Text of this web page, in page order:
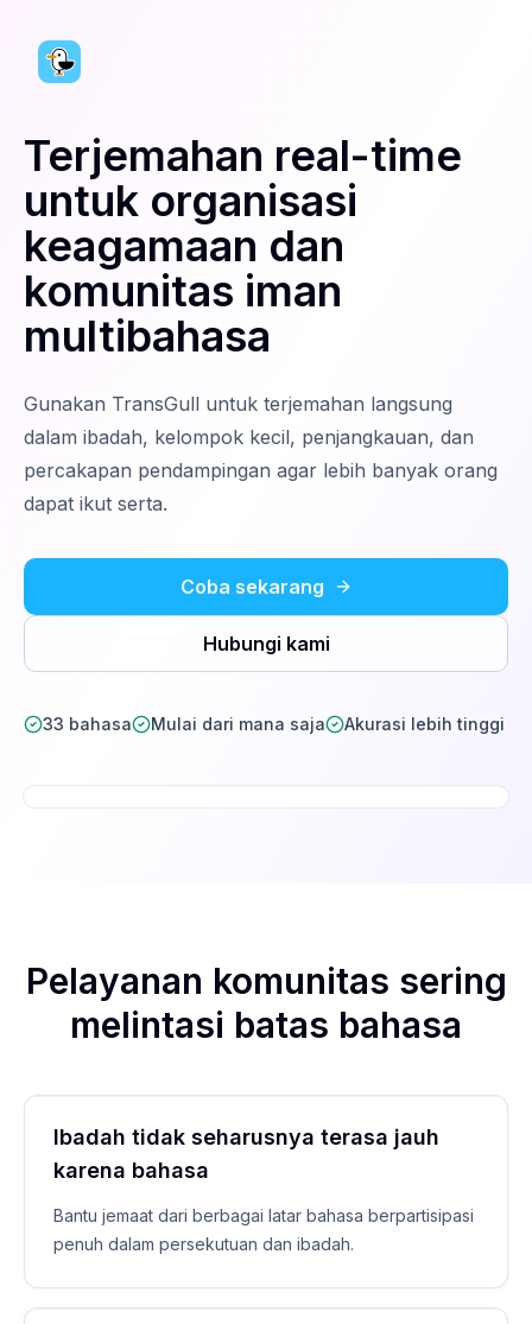
Terjemahan real-time
untuk organisasi
keagamaan dan
komunitas iman
multibahasa
Gunakan TransGull untuk terjemahan langsung
dalam ibadah, kelompok kecil, penjangkauan, dan
percakapan pendampingan agar lebih banyak orang
dapat ikut serta.
Coba sekarang
Hubungi kami
33 bahasa Mulai dari mana saja Akurasi lebih tinggi
Pelayanan komunitas sering
melintasi batas bahasa
Ibadah tidak seharusnya terasa jauh
karena bahasa
Bantu jemaat dari berbagai latar bahasa berpartisipasi
penuh dalam persekutuan dan ibadah.